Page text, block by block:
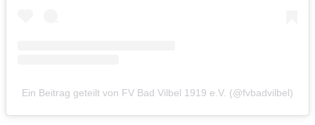
Ein Beitrag geteilt von FV Bad Vilbel 1919 e.V. (@fvbadvilbel)